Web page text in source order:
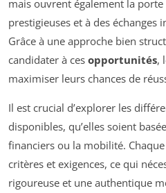
mais ouvrent également la
prestigieuses et à des échanges
Grâce à une approche bien
candidater à ces opportunités,
maximiser leurs chances de
Il est crucial d’explorer les
disponibles, qu’elles soient
financiers ou la mobilité.
critères et exigences, ce qui
rigoureuse et une authentique